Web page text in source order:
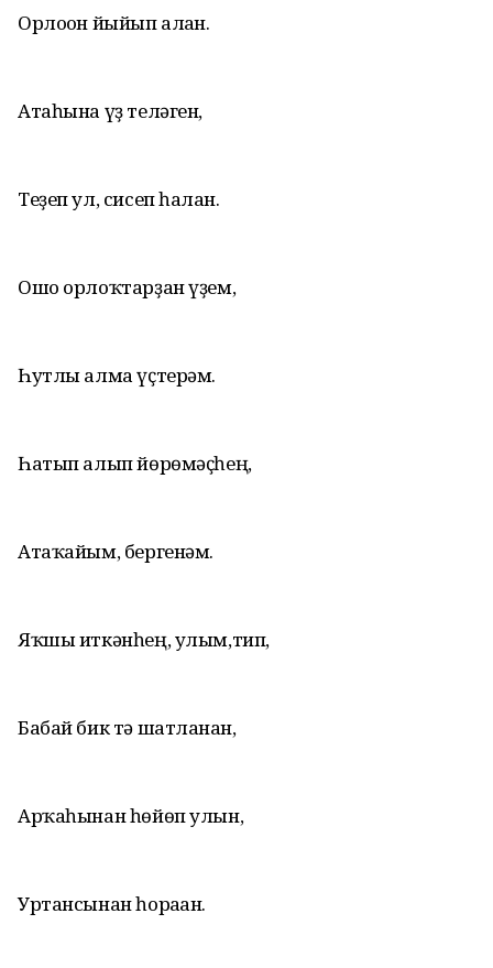
Орлоғон йыйып алған.
Атаһына үҙ теләген,
Теҙеп ул, сисеп һалған.
Ошо орлоҡтарҙан үҙем,
Һутлы алма үҫтерәм.
Һатып алып йөрөмәҫһең,
Атаҡайым, бергенәм.
Яҡшы иткәнһең, улым,тип,
Бабай бик тә шатланған,
Арҡаһынан һөйөп улын,
Уртансынан һораған.